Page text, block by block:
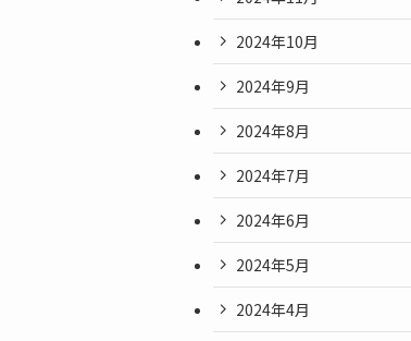
2024年10月
2024年9月
2024年8月
2024年7月
2024年6月
2024年5月
2024年4月